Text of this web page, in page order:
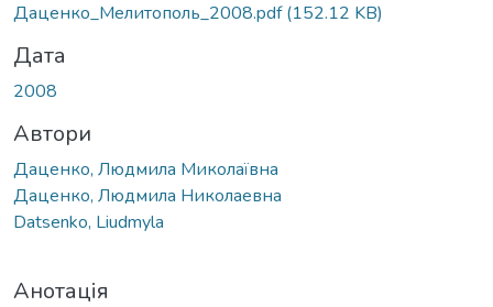
Даценко_Мелитополь_2008.pdf(152.12 KB)
Дата
2008
Автори
Даценко, Людмила Миколаївна
Даценко, Людмила Николаевна
Datsenko, Liudmyla
Анотація